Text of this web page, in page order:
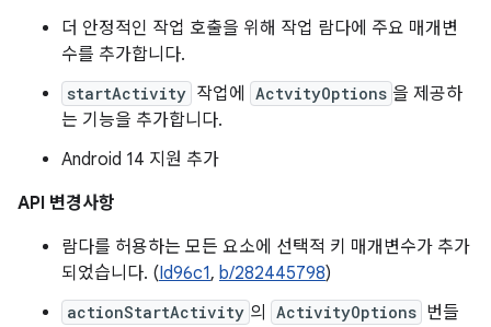
더 안정적인 작업 호출을 위해 작업 람다에 주요 매개변
수를 추가합니다.
startActivity 작업에 ActvityOptions 을 제공하
는 기능을 추가합니다.
Android 14 지원 추가
API 변경사항
람다를 허용하는 모든 요소에 선택적 키 매개변수가 추가
되었습니다. (Id96c1, b/282445798)
actionStartActivity 의 ActivityOptions 번들